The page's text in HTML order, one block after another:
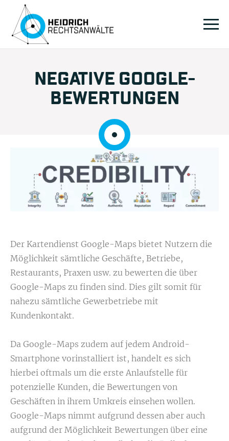
NEGATIVE GOOGLE-
BEWERTUNGEN
Der Kartendienst Google-Maps bietet Nutzern die
Möglichkeit sämtliche Geschäfte, Betriebe,
Restaurants, Praxen usw. zu bewerten die über
Google-Maps zu finden sind. Dies gilt somit für
nahezu sämtliche Gewerbetriebe mit
Kundenkontakt.
Da Google-Maps zudem auf jedem Android-
Smartphone vorinstalliert ist, handelt es sich
hierbei oftmals um die erste Anlaufstelle für
potenzielle Kunden, die Bewertungen von
Geschäften in ihrem Umkreis einsehen wollen.
Google-Maps nimmt aufgrund dessen aber auch
aufgrund der Möglichkeit Bewertungen über eine